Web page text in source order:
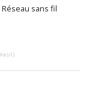
Réseau sans fil